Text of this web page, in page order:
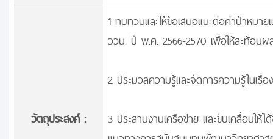
วัตถุประสงค์ :
1 ทบทวนและให้ข้อเสนอแนะต่อค่าป้าหม
ววน. ปี พ.ศ. 2566-2570 เพื่อให้สะท้อน
2 ประมวลความรู้และจัดการความรู้ในเรื่
3 ประสานงานเครือข่าย และขับเคลื่อน